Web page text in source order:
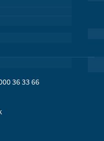
36 33 66